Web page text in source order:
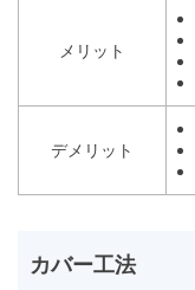
メリット
デメリット
カバー工法